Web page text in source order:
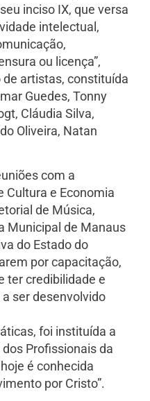
inciso IX, que versa
intelectual,
ou licença”,
artistas, constituída
Guedes, Tonny
Cláudia Silva,
Oliveira, Natan
com a
Cultura e Economia
de Música,
Municipal de Manaus
do Estado do
por capacitação,
ter credibilidade e
ser desenvolvido
foi instituída a
Profissionais da
é conhecida
por Cristo”.